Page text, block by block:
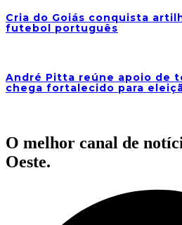
Cria do Goiás conquista
futebol português
André Pitta reúne apoio de
chega fortalecido para
O melhor canal de
Oeste.